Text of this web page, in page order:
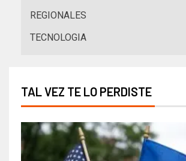
REGIONALES
TECNOLOGIA
TAL VEZ TE LO PERDISTE